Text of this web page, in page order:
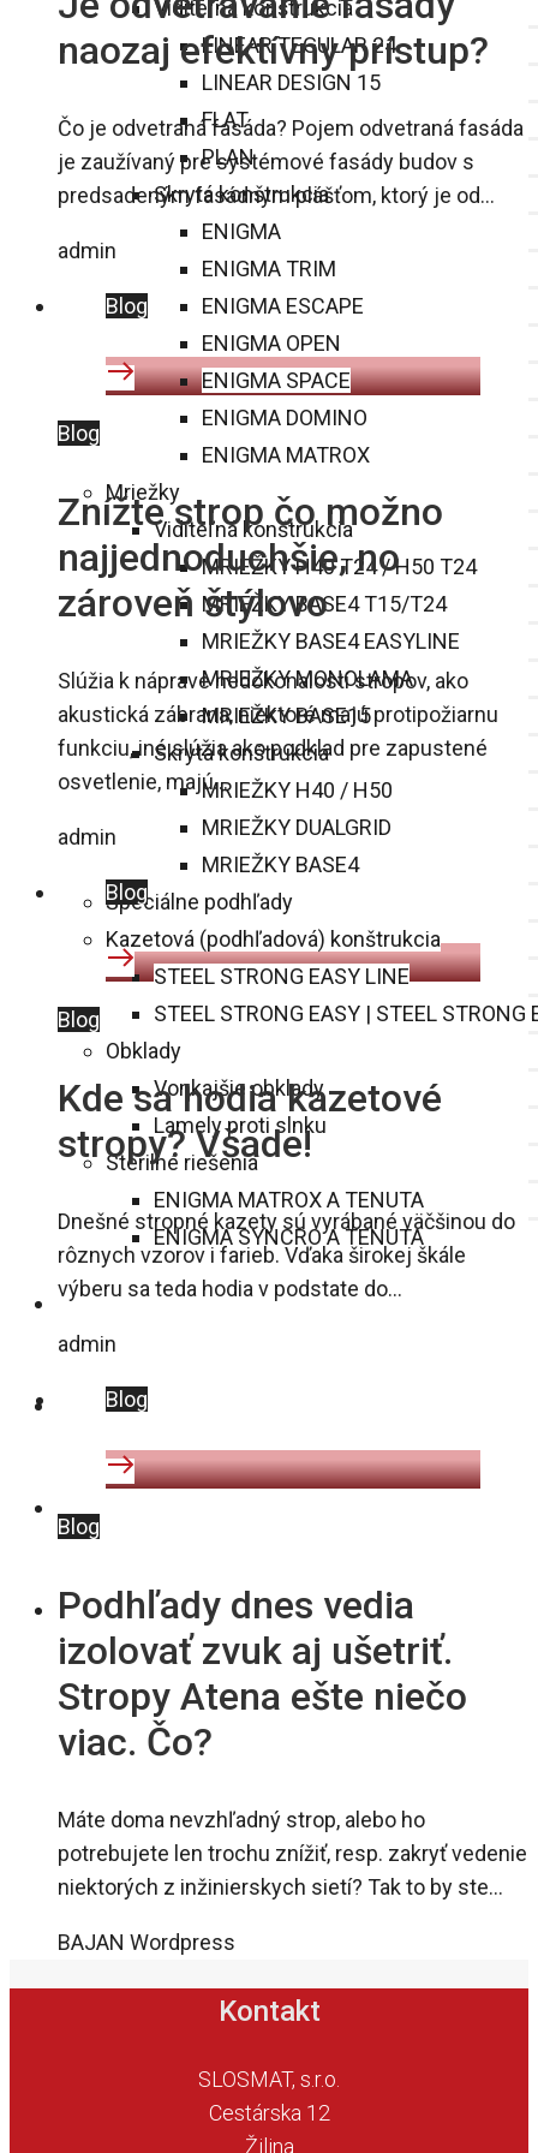
Viditeľná konštrukcia
LINEAR TEGULAR 24
LINEAR DESIGN 15
FLAT
PLAN
Skrytá konštrukcia
ENIGMA
ENIGMA TRIM
ENIGMA ESCAPE
ENIGMA OPEN
ENIGMA SPACE
ENIGMA DOMINO
ENIGMA MATROX
Mriežky
Viditeľná konštrukcia
MRIEŽKY H40 T24 / H50 T24
MRIEŽKY BASE4 T15/T24
MRIEŽKY BASE4 EASYLINE
MRIEŽKY MONOLAMA
MRIEŽKY BASE15
Skrytá konštrukcia
MRIEŽKY H40 / H50
MRIEŽKY DUALGRID
MRIEŽKY BASE4
Špeciálne podhľady
Kazetová (podhľadová) konštrukcia
STEEL STRONG EASY LINE
STEEL STRONG EASY | STEEL STRONG
Obklady
Vonkajšie obklady
Lamely proti slnku
Sterilné riešenia
ENIGMA MATROX A TENUTA
ENIGMA SYNCRO A TENUTA
BLOG
KONTAKT
naozaj efektívny prístup?
Čo je odvetraná fasáda? Pojem odvetraná fasáda
je zaužívaný pre systémové fasády budov s
predsadeným fasádnym plášťom, ktorý je od…
admin
Blog
Blog
Znížte strop čo možno
najjednoduchšie, no
zároveň štýlovo
Slúžia k náprave nedokonalostí stropov, ako
akustická zábrana, niektoré majú protipožiarnu
funkciu, iné slúžia ako podklad pre zapustené
osvetlenie, majú…
admin
Blog
Blog
Kde sa hodia kazetové
stropy? Všade!
Dnešné stropné kazety sú vyrábané väčšinou do
rôznych vzorov i farieb. Vďaka širokej škále
výberu sa teda hodia v podstate do…
admin
Blog
Blog
Podhľady dnes vedia
izolovať zvuk aj ušetriť.
Stropy Atena ešte niečo
viac. Čo?
Máte doma nevzhľadný strop, alebo ho
potrebujete len trochu znížiť, resp. zakryť vedenie
niektorých z inžinierskych sietí? Tak to by ste…
BAJAN Wordpress
Kontakt
SLOSMAT, s.r.o.
Cestárska 12
Žilina